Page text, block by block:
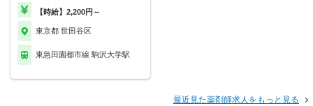
【時給】2,200円～
東京都 世田谷区
東急田園都市線 駒沢大学駅
最近見た薬剤師求人をもっと見る